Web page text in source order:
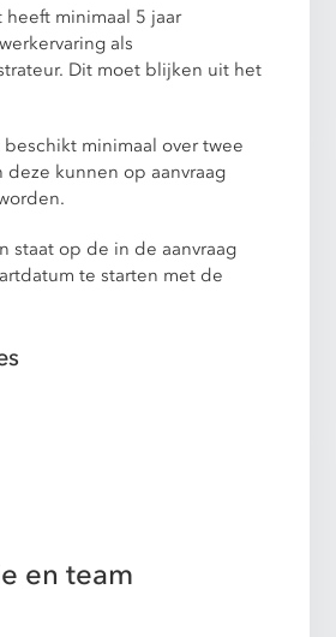
heeft minimaal 5 jaar
als
Dit moet blijken uit het
minimaal over twee
deze kunnen op aanvraag
staat op de in de aanvraag
te starten met de
en team